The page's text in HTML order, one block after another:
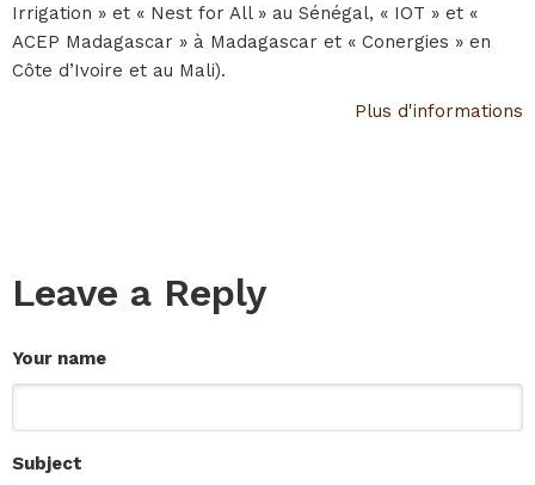
Irrigation » et « Nest for All » au Sénégal, « IOT » et «
ACEP Madagascar » à Madagascar et « Conergies » en
Côte d’Ivoire et au Mali).
Plus d'informations
Leave a Reply
Your name
Subject